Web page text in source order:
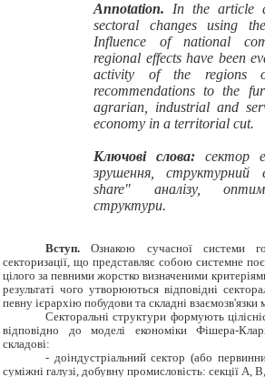
Annotation. In the article
sectoral changes using
Influence of national
regional effects have been
activity of the regions
recommendations to the
agrarian, industrial and
economy in a territorial cut.
Ключові слова: сектор
зрушення,структурний
share" аналізу,
структури.
Вступ. Ознакою сучасної системи
секторизації, що представляє собою системне
цілого за певними жорстко визначеними
результаті чого утворюються відповідні
певну ієрархію побудови та складні
Секторальні структури формують
відповідно до моделі економіки Фішера-
складові:
- доіндустріальний сектор (або
суміжні галузі, добувну промисловість: секції A,